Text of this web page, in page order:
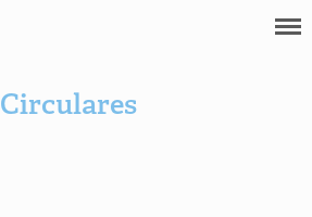
Circulares